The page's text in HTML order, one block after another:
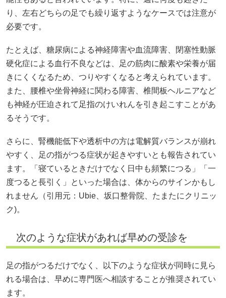
り、左右どちらの足でも繰り返すようなケースでは注意が
必要です。
たとえば、糖尿病による神経障害や血流障害、閉塞性動脈
硬化症による血行不良などは、足の筋肉に酸素や栄養が届
きにくくなるため、つりやすくなると考えられています。
また、腰椎や坐骨神経に関わる障害、椎間板ヘルニアなど
も神経が圧迫されて足指のけいれんを引き起こすことがあ
るそうです。
さらに、腎機能低下や透析中の方は電解質バランスが崩れ
やすく、足の指がつる症状が起きやすいとも報告されてい
ます。「寝ているときだけでなく日中も頻繁につる」「一
度つると長引く」といった場合は、体からのサインかもし
れません（引用元： Ubie 坂口整骨院
たまたにクリニッ
ク)。
次のような症状があれば早めの受診を
足の指がつるだけでなく、以下のような症状が同時に見ら
れる場合は、早めに専門医へ相談することが推奨されてい
ます。